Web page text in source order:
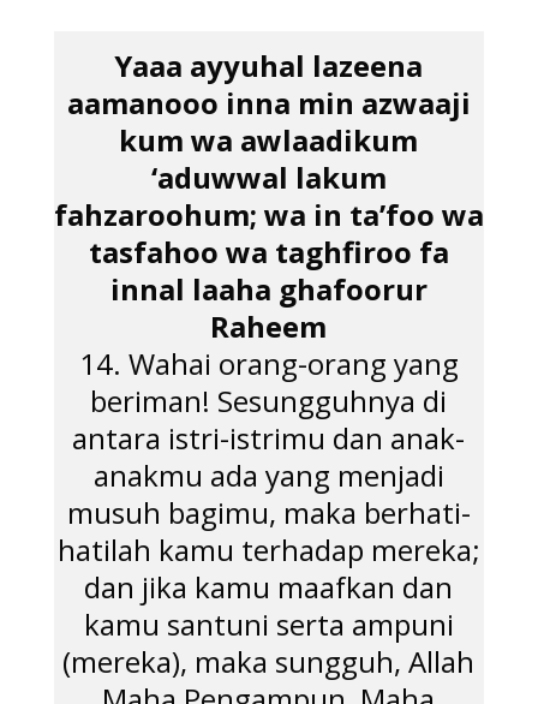
Yaaa ayyuhal lazeena
aamanooo inna min azwaaji
kum wa awlaadikum
‘aduwwal lakum
fahzaroohum; wa in ta’foo wa
tasfahoo wa taghfiroo fa
innal laaha ghafoorur
Raheem
14. Wahai orang-orang yang
beriman! Sesungguhnya di
antara istri-istrimu dan anak-
anakmu ada yang menjadi
musuh bagimu, maka berhati-
hatilah kamu terhadap mereka;
dan jika kamu maafkan dan
kamu santuni serta ampuni
(mereka), maka sungguh, Allah